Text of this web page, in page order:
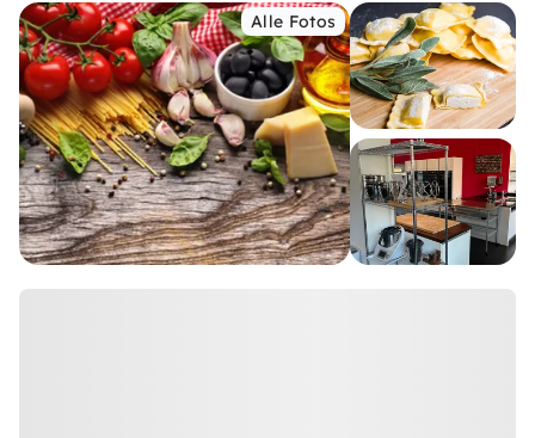
Alle Fotos